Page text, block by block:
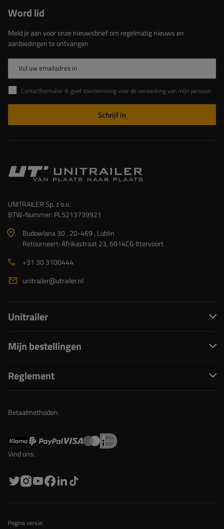
Word lid
Meld je aan voor onze nieuwsbrief om regelmatig nieuws en
aanbiedingen te ontvangen
Vul uw emailadres in
Contactformulier Ik geef toestemming voor de verwerking van mijn persoonlijke gegevens in het contactformulier in overeenstemming met de Verordening van het Europees Parlement en de Raad (EU)
Schrijf in
UNITRAILER Sp. z o.o.
BTW-Nummer: PL5213739921
Budowlana 30 , 20-469 , Lublin
Retourneert: Afrikastraat 23, 6014CG Ittervoort
+31 30 3100444
unitrailer@utrailer.nl
Unitrailer
Mijn bestellingen
Reglement
Betaalmethoden:
Vind ons:
Pagina versie: